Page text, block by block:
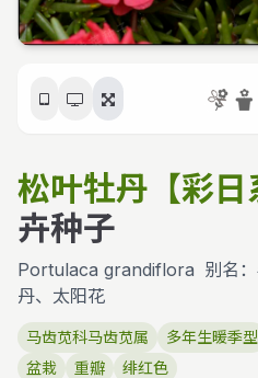
松叶牡丹【彩日
卉种子
Portulaca grandiflora 别名
丹、太阳花
马齿苋科马齿苋属 多年生暖季型
盆栽
重瓣 绯红色